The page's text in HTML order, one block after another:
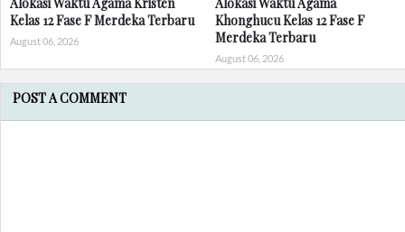
Alokasi Waktu Agama Kristen
Kelas 12 Fase F Merdeka Terbaru
August 06, 2026
Alokasi Waktu Agama
Khonghucu Kelas 12 Fase F
Merdeka Terbaru
August 06, 2026
POST A COMMENT